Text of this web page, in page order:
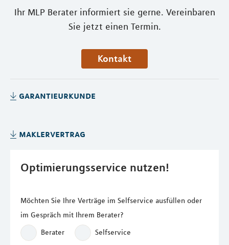
Ihr MLP Berater informiert sie gerne. Vereinbaren
Sie jetzt einen Termin.
Kontakt
garantieurkunde
maklervertrag
Optimierungsservice nutzen!
Möchten Sie Ihre Verträge im Selfservice ausfüllen oder
im Gespräch mit Ihrem Berater?
Berater
Selfservice